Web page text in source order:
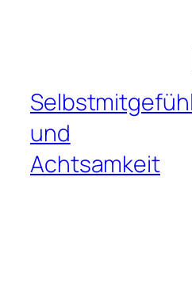
Selbstmitgefühl
und
Achtsamkeit